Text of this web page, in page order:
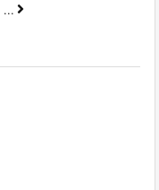
...